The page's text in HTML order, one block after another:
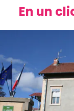
En un